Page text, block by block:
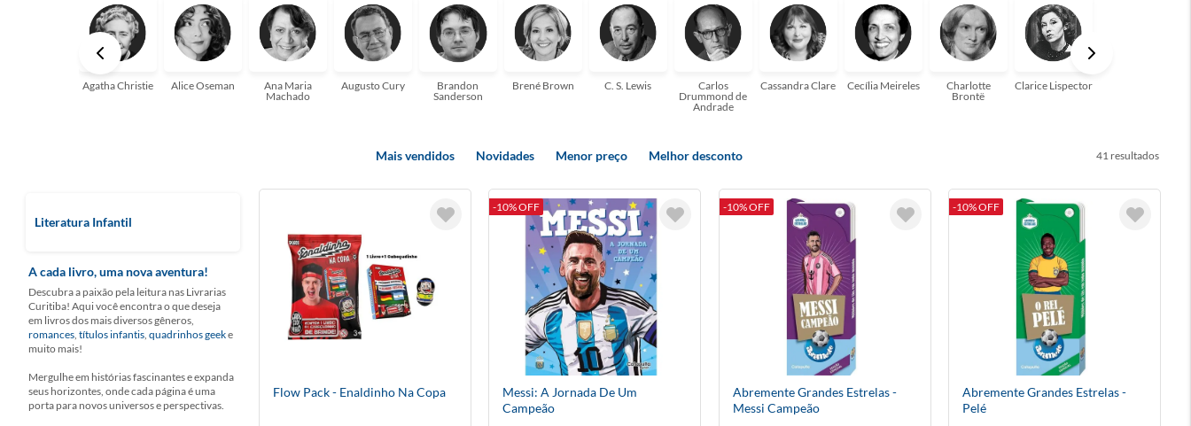
Agatha Christie Alice Oseman
Ana Maria
Machado
Augusto Cury
Brandon
Sanderson
Brené Brown C. S. Lewis
Carlos
Drummond de
Andrade
Cassandra Clare Cecília Meireles
Charlotte
Brontë
Clarice Lispector
Mais vendidos Novidades Menor preço Melhor desconto 41
Literatura Infantil
A cada livro, uma nova aventura!
Descubra a paixão pela leitura nas Livrarias
Curitiba! Aqui você encontra o que deseja
em livros dos mais diversos gêneros,
romances, títulos infantis, quadrinhos geeke
muito mais!
Mergulhe em histórias fascinantes e expanda
seus horizontes, onde cada página é uma
porta para novos universos e perspectivas.
Flow Pack - Enaldinho Na Copa
-10% OFF
Messi: A Jornada De Um
Campeão
-10% OFF
Abremente Grandes Estrelas -
Messi Campeão
-10% OFF
Abremente Grandes Estrelas -
Pelé